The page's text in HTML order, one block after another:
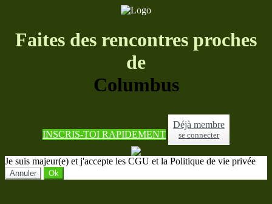
Faites des rencontres proches
de
Columbus
INSCRIS-TOI RAPIDEMENT
Déjà membre
se connecter
Je suis majeur(e) et j'accepte les CGU et la Politique de vie privée
Annuler Ok